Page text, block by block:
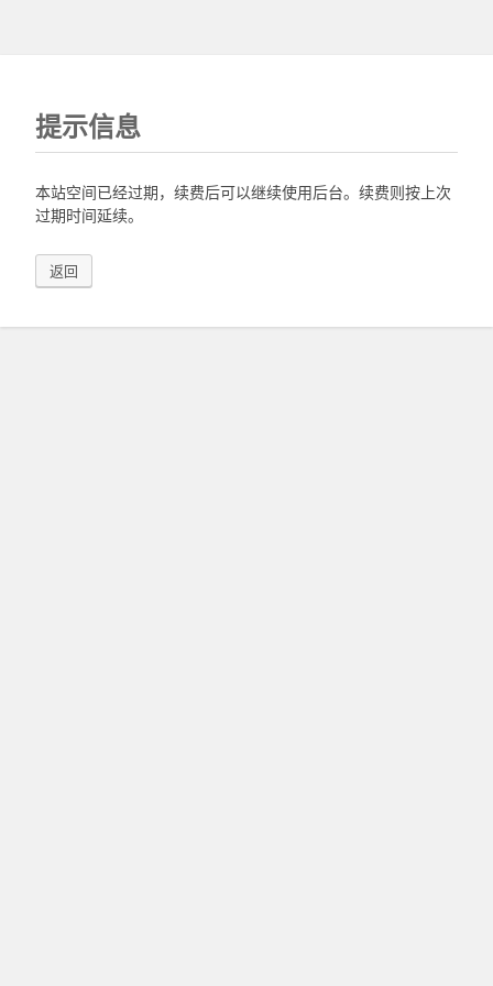
提示信息
本站空间已经过期，续费后可以继续使用后台。续费则按上次
过期时间延续。
返回